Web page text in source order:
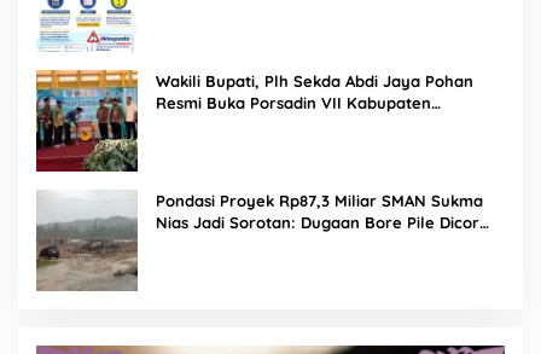
Wakili Bupati, Plh Sekda Abdi Jaya Pohan
Resmi Buka Porsadin VII Kabupaten
Pondasi Proyek Rp87,3 Miliar SMAN Sukma
Nias Jadi Sorotan: Dugaan Bore Pile Dicor